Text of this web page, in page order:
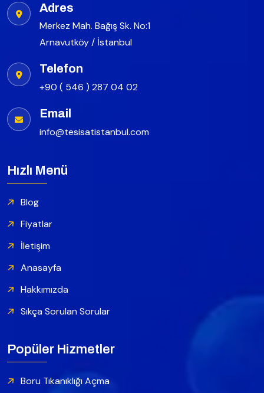
Adres
Merkez Mah. Bağış Sk. No:1
Arnavutköy / İstanbul
Telefon
+90 ( 546 ) 287 04 02
Email
info@tesisatistanbul.com
Hızlı Menü
Blog
Fiyatlar
İletişim
Anasayfa
Hakkımızda
Sıkça Sorulan Sorular
Popüler Hizmetler
Boru Tıkanıklığı Açma